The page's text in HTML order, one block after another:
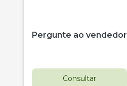
Pergunte ao vendedor
Consultar